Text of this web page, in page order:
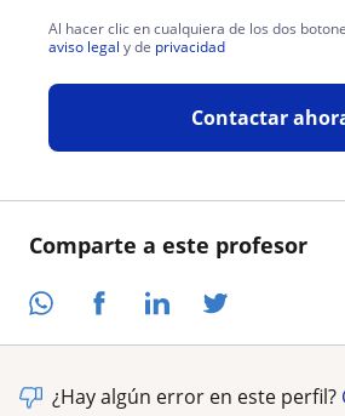
Comparte a este profesor
Al hacer clic en cualquiera de los dos
aviso legal y de privacidad
Contactar
¿Hay algún error en este perfil?